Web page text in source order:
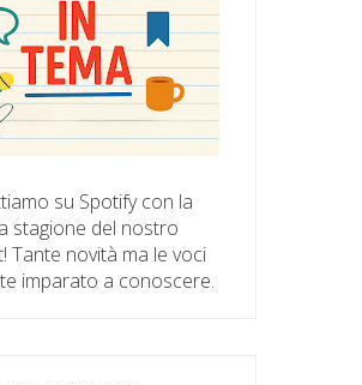
su Spotify con la
stagione del nostro
Tante novità ma le voci
imparato a conoscere.